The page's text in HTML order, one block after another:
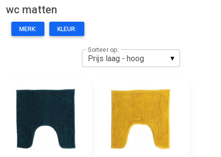
wc matten
MERK: KLEUR:
Sorteer op: